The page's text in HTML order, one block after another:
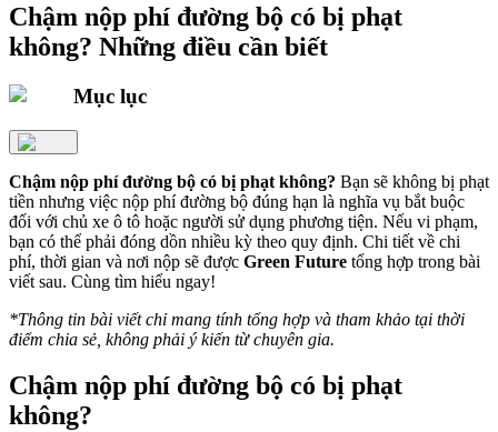
Chậm nộp phí đường bộ có bị phạt
không? Những điều cần biết
Mục lục
Chậm nộp phí đường bộ có bị phạt không? Bạn sẽ không bị phạt
tiền nhưng việc nộp phí đường bộ đúng hạn là nghĩa vụ bắt buộc
đối với chủ xe ô tô hoặc người sử dụng phương tiện. Nếu vi phạm,
bạn có thể phải đóng dồn nhiều kỳ theo quy định. Chi tiết về chi
phí, thời gian và nơi nộp sẽ được Green Future tổng hợp trong bài
viết sau. Cùng tìm hiểu ngay!
*Thông tin bài viết chỉ mang tính tổng hợp và tham khảo tại thời
điểm chia sẻ, không phải ý kiến từ chuyên gia.
Chậm nộp phí đường bộ có bị phạt
không?